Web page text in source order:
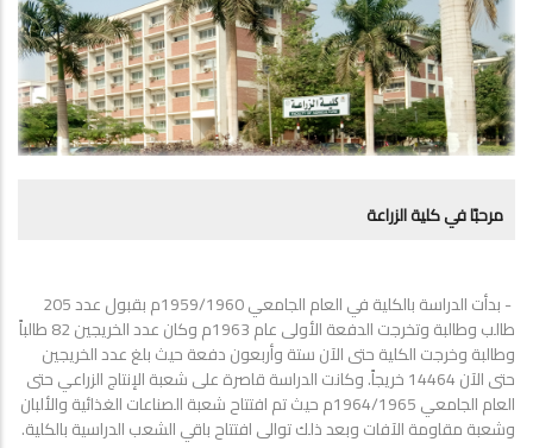
مرحبًا في كلية الزراعة
- بدأت الدراسة بالكلية في العام الجامعي 1959/1960م بقبول عدد 205
طالب وطالبة وتخرجت الدفعة الأولى عام 1963م وكان عدد الخريجين 82 طالباً
وطالبة وخرجت الكلية حتى الآن ستة وأربعون دفعة حيث بلغ عدد الخريجين
حتى الآن 14464 خريجاً. وكانت الدراسة قاصرة على شعبة الإنتاج الزراعي حتى
العام الجامعي 1964/1965م حيث تم افتتاح شعبة الصناعات الغذائية والألبان
وشعبة مقاومة الآفات وبعد ذلك توالى افتتاح باقي الشعب الدراسية بالكلية.